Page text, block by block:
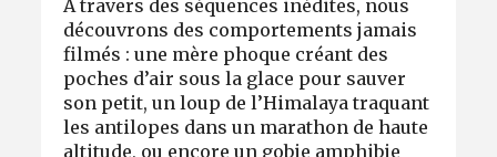
À travers des séquences inédites, nous
découvrons des comportements jamais
filmés : une mère phoque créant des
poches d’air sous la glace pour sauver
son petit, un loup de l’Himalaya traquant
les antilopes dans un marathon de haute
altitude, ou encore un gobie amphibie